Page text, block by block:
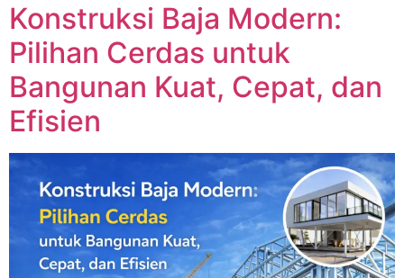
Konstruksi Baja Modern:
Pilihan Cerdas untuk
Bangunan Kuat, Cepat, dan
Efisien